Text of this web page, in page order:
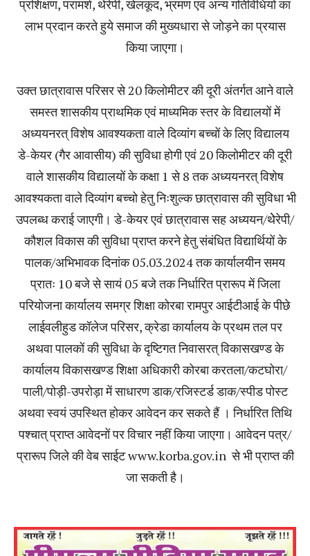
प्रशिक्षण, परामर्श, थेरेपी, खेलकूद, भ्रमण एवं अन्य गतिविधियों का
लाभ प्रदान करते हुये समाज की मुख्यधारा से जोड़ने का प्रयास
किया जाएगा।
उक्त छात्रावास परिसर से 20 किलोमीटर की दूरी अंतर्गत आने वाले
समस्त शासकीय प्राथमिक एवं माध्यमिक स्तर के विद्यालयों में
अध्ययनरत् विशेष आवश्यकता वाले दिव्यांग बच्चों के लिए विद्यालय
डे-केयर (गैर आवासीय) की सुविधा होगी एवं 20 किलोमीटर की दूरी
वाले शासकीय विद्यालयों के कक्षा 1 से 8 तक अध्ययनरत् विशेष
आवश्यकता वाले दिव्यांग बच्चो हेतु निःशुल्क छात्रावास की सुविधा भी
उपलब्ध कराई जाएगी। डे-केयर एवं छात्रावास सह अध्ययन/थेेरेपी/
कौशल विकास की सुविधा प्राप्त करने हेतु संबंधित विद्यार्थियों के
पालक/अभिभावक दिनांक 05.03.2024 तक कार्यालयीन समय
प्रातः 10 बजे से सायं 05 बजे तक निर्धारित प्रारूप में जिला
परियोजना कार्यालय समग्र शिक्षा कोरबा रामपुर आईटीआई के पीछे
लाईवलीहुड कॉलेज परिसर, क्रेडा कार्यालय के प्रथम तल पर
अथवा पालकों की सुविधा के दृष्टिगत निवासरत् विकासखण्ड के
कार्यालय विकासखण्ड शिक्षा अधिकारी कोरबा करतला/कटघोरा/
पाली/पोड़ी-उपरोड़ा में साधारण डाक/रजिस्टर्ड डाक/स्पीड पोस्ट
अथवा स्वयं उपस्थित होकर आवेदन कर सकते हैं । निर्धारित तिथि
पश्चात् प्राप्त आवेदनों पर विचार नहीं किया जाएगा। आवेदन पत्र/
प्रारूप जिले की वेब साईट www.korba.gov.in से भी प्राप्त की
जा सकती है।